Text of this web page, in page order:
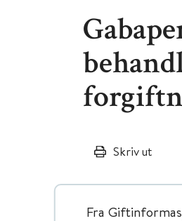
Skriv ut
Fra